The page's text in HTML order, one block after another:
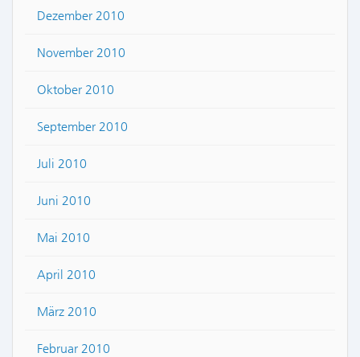
Dezember 2010
November 2010
Oktober 2010
September 2010
Juli 2010
Juni 2010
Mai 2010
April 2010
März 2010
Februar 2010